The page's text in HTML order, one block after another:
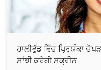
ਹਾਲੀਵੁੱਡ ਵਿੱਚ ਪ੍ਰਿਯੰਕਾ
ਸਾਂਝੀ ਕਰੇਗੀ ਸਕ੍ਰੀਨ